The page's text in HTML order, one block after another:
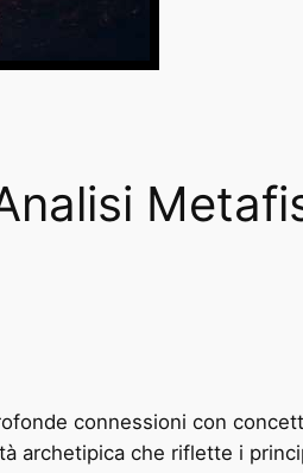
connessioni con
archetipica che riflette i